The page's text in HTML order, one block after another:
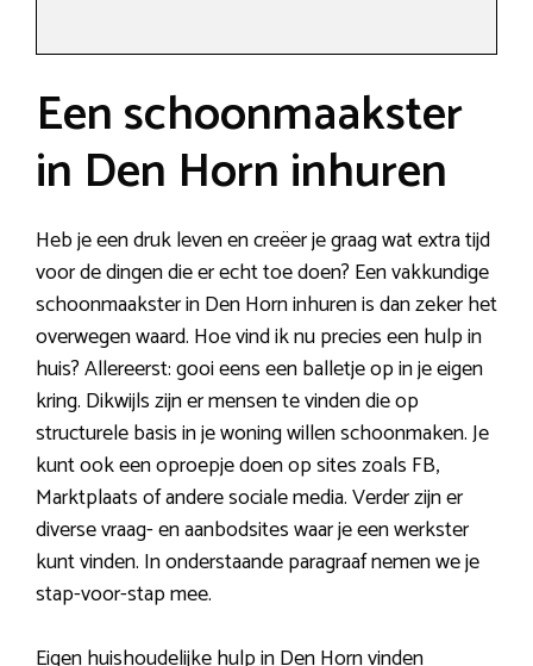
Een schoonmaakster
in Den Horn inhuren
Heb je een druk leven en creëer je graag wat extra tijd
voor de dingen die er echt toe doen? Een vakkundige
schoonmaakster in Den Horn inhuren is dan zeker het
overwegen waard. Hoe vind ik nu precies een hulp in
huis? Allereerst: gooi eens een balletje op in je eigen
kring. Dikwijls zijn er mensen te vinden die op
structurele basis in je woning willen schoonmaken. Je
kunt ook een oproepje doen op sites zoals FB,
Marktplaats of andere sociale media. Verder zijn er
diverse vraag- en aanbodsites waar je een werkster
kunt vinden. In onderstaande paragraaf nemen we je
stap-voor-stap mee.
Eigen huishoudelijke hulp in Den Horn vinden